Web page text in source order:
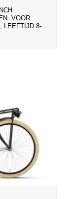
VOOR
LEEFTIJD 8-